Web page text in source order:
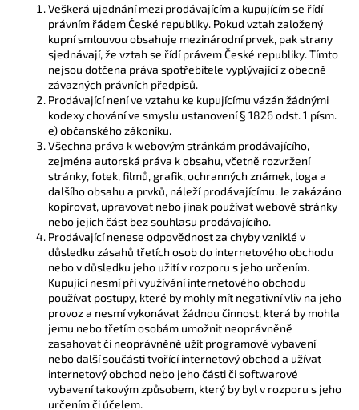
Veškerá ujednání mezi prodávajícím a kupujícím se řídí
právním řádem České republiky. Pokud vztah založený
kupní smlouvou obsahuje mezinárodní prvek, pak strany
sjednávají, že vztah se řídí právem České republiky. Tímto
nejsou dotčena práva spotřebitele vyplývající z obecně
závazných právních předpisů.
Prodávající není ve vztahu ke kupujícímu vázán žádnými
kodexy chování ve smyslu ustanovení § 1826 odst. 1 písm.
e) občanského zákoníku.
Všechna práva k webovým stránkám prodávajícího,
zejména autorská práva k obsahu, včetně rozvržení
stránky, fotek, filmů, grafik, ochranných známek, loga a
dalšího obsahu a prvků, náleží prodávajícímu. Je zakázáno
kopírovat, upravovat nebo jinak používat webové stránky
nebo jejich část bez souhlasu prodávajícího.
Prodávající nenese odpovědnost za chyby vzniklé v
důsledku zásahů třetích osob do internetového obchodu
nebo v důsledku jeho užití v rozporu s jeho určením.
Kupující nesmí při využívání internetového obchodu
používat postupy, které by mohly mít negativní vliv na jeho
provoz a nesmí vykonávat žádnou činnost, která by mohla
jemu nebo třetím osobám umožnit neoprávněně
zasahovat či neoprávněně užít programové vybavení
nebo další součásti tvořící internetový obchod a užívat
internetový obchod nebo jeho části či softwarové
vybavení takovým způsobem, který by byl v rozporu s jeho
určením či účelem.